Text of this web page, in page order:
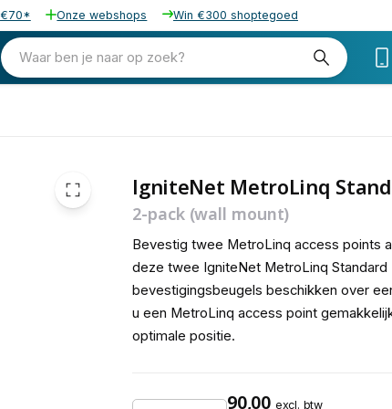
€70* Onze webshops Win €300 shoptegoed
Waar ben je naar op zoek?
IgniteNet MetroLinq
2-pack (wall mount)
Bevestig twee MetroLinq access points
deze twee IgniteNet MetroLinq Standard
bevestigingsbeugels beschikken over
u een MetroLinq access point
optimale positie.
90,00 excl. btw
90,00 excl. btw
108,90 incl. btw